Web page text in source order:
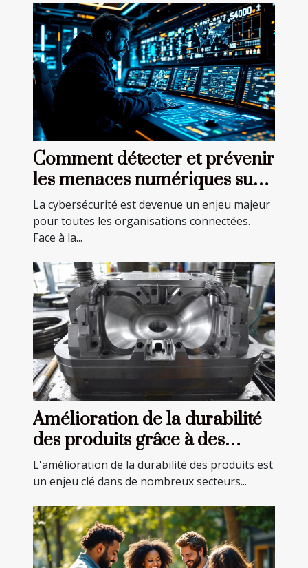
Comment détecter et prévenir
les menaces numériques sur
votre réseau ?
La cybersécurité est devenue un enjeu majeur
pour toutes les organisations connectées.
Face à la...
Amélioration de la durabilité
des produits grâce à des
moules de précision
L'amélioration de la durabilité des produits est
un enjeu clé dans de nombreux secteurs...